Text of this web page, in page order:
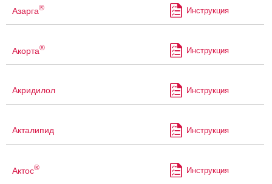
Азарга® Инструкция
Акорта® Инструкция
Акридилол Инструкция
Акталипид Инструкция
Актос® Инструкция